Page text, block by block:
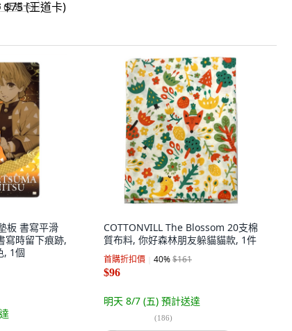
(王道卡)
板 書寫平滑
寫時留下痕跡,
, 1個
COTTONVILL The Blossom 20支棉
質布料, 你好森林朋友躲貓貓款, 1件
首購折扣價 40%$161
$96
明天 8/7 (五) 預計送達
(186)